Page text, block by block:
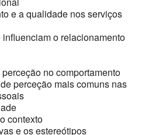
e a qualidade nos serviços
influenciam o relacionamento
no comportamento
perceção mais comuns nas
contexto
e os estereótipos